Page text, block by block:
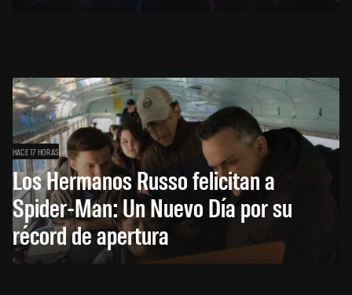
HACE 17 HORAS
Los Hermanos Russo felicitan a
Spider-Man: Un Nuevo Día por su
récord de apertura